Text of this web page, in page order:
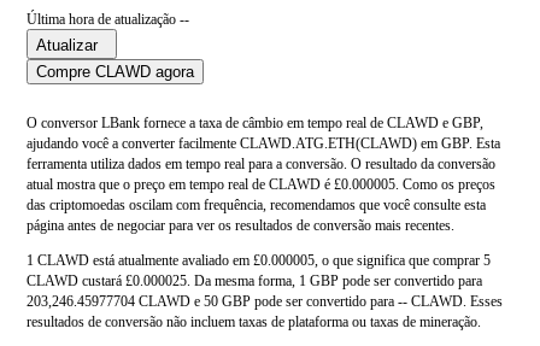
Última hora de atualização --
Atualizar
Compre CLAWD agora
O conversor LBank fornece a taxa de câmbio em tempo real de CLAWD e GBP,
ajudando você a converter facilmente CLAWD.ATG.ETH(CLAWD) em GBP. Esta
ferramenta utiliza dados em tempo real para a conversão. O resultado da conversão
atual mostra que o preço em tempo real de CLAWD é £0.000005. Como os preços
das criptomoedas oscilam com frequência, recomendamos que você consulte esta
página antes de negociar para ver os resultados de conversão mais recentes.
1 CLAWD está atualmente avaliado em £0.000005, o que significa que comprar 5
CLAWD custará £0.000025. Da mesma forma, 1 GBP pode ser convertido para
203,246.45977704 CLAWD e 50 GBP pode ser convertido para -- CLAWD. Esses
resultados de conversão não incluem taxas de plataforma ou taxas de mineração.